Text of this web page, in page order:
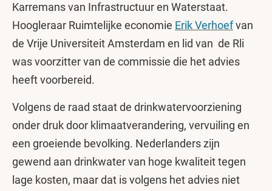
Karremans van Infrastructuur en Waterstaat.
Hoogleraar Ruimtelijke economie Erik Verhoefvan
de Vrije Universiteit Amsterdam en lid van de Rli
was voorzitter van de commissie die het advies
heeft voorbereid.
Volgens de raad staat de drinkwatervoorziening
onder druk door klimaatverandering, vervuiling en
een groeiende bevolking. Nederlanders zijn
gewend aan drinkwater van hoge kwaliteit tegen
lage kosten, maar dat is volgens het advies niet